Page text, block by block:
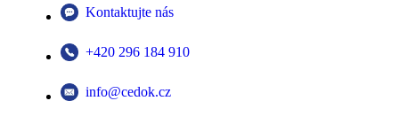
Kontaktujte nás
+420 296 184 910
info@cedok.cz